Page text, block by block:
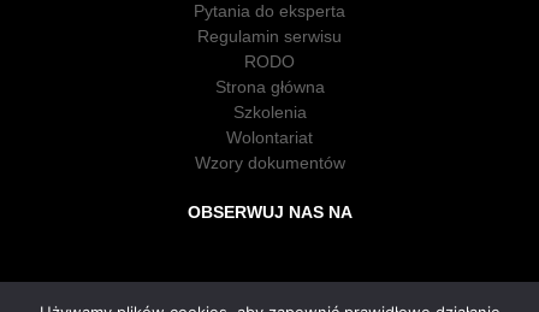
Pytania do eksperta
Regulamin serwisu
RODO
Strona główna
Szkolenia
Wolontariat
Wzory dokumentów
OBSERWUJ NAS NA